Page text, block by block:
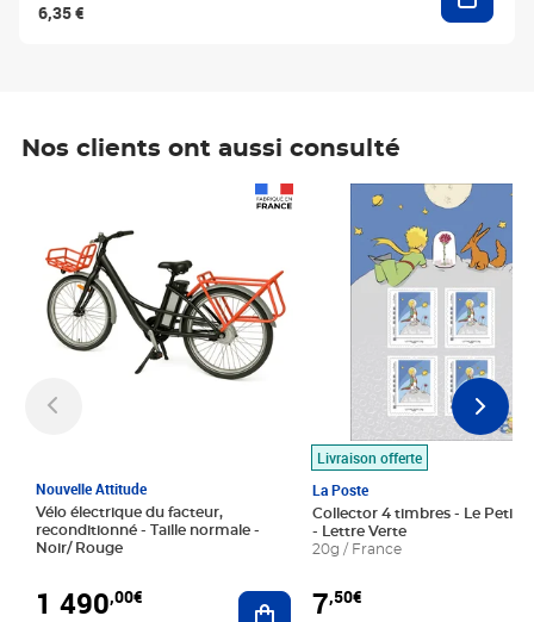
6,35 €
Nos clients ont aussi consulté
Nouvelle Attitude
Vélo électrique du facteur,
reconditionné - Taille normale -
Noir/ Rouge
1 490,00€ Ajouter au panier
Livraison offerte
La Poste
Collector 4 timbres - Le Petit
- Lettre Verte
20g / France
7,50€
Prix 7,50€